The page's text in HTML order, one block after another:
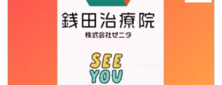
最新のブログはこちら！ 2023年7月26日
銭田治療院千種駅前はマッサージ師募集中!!
株式会社ゼニタ銭田治療院千種駅前就職説明会（Zoom）
2021年3月13日